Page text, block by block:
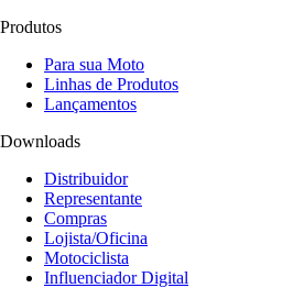
Produtos
Para sua Moto
Linhas de Produtos
Lançamentos
Downloads
Distribuidor
Representante
Compras
Lojista/Oficina
Motociclista
Influenciador Digital